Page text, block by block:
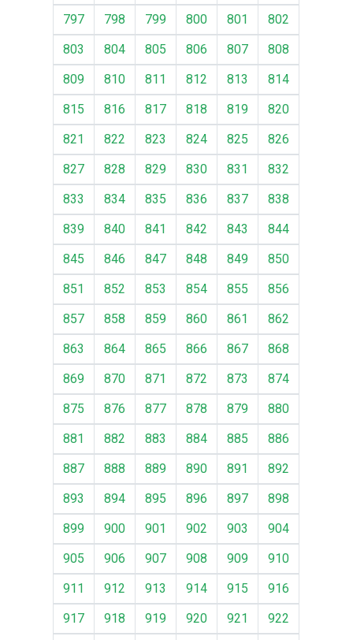
797 798 799 800 801
802
803
804 805 806 807
808
809
810 811 812 813
814
815
816 817 818 819
820
821
822 823 824 825
826
827
828 829 830 831
832
833
834 835 836 837
838
839
840 841 842 843
844
845
846 847 848 849
850
851
852 853 854 855
856
857
858 859 860 861
862
863
864 865 866 867
868
869
870 871 872 873
874
875
876 877 878 879
880
881
882 883 884 885
886
887
888 889 890 891
892
893
894 895 896 897
898
899
900 901 902 903
904
905
906 907 908 909
910
911
912 913 914 915
916
917
918 919 920 921
922